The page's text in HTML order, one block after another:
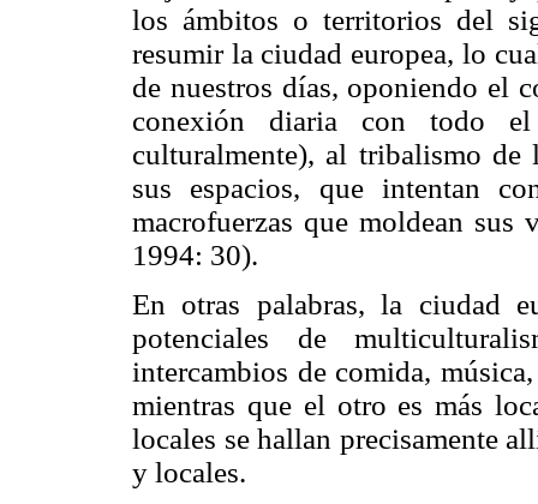
los ámbitos o territorios del
resumir la ciudad europea, lo
de nuestros días, oponiendo el
conexión diaria con todo el
culturalmente), al tribalismo de
sus espacios, que intentan
macrofuerzas que moldean
1994: 30).
En otras palabras, la ciudad
potenciales de
intercambios de comida,
mientras que el otro es más
locales se hallan precisamente
y locales.